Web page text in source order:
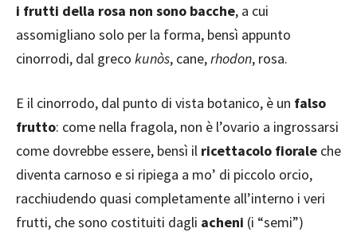
i frutti della rosa non sono bacche, a cui
assomigliano solo per la forma, bensì appunto
cinorrodi, dal greco kunòs, cane,rhodon, rosa.
E il cinorrodo, dal punto di vista botanico, è un falso
frutto: come nella fragola, non è l’ovario a ingrossarsi
come dovrebbe essere, bensì il ricettacolo fiorale che
diventa carnoso e si ripiega a mo’ di piccolo orcio,
racchiudendo quasi completamente all’interno i veri
frutti, che sono costituiti dagli acheni (i “semi”)